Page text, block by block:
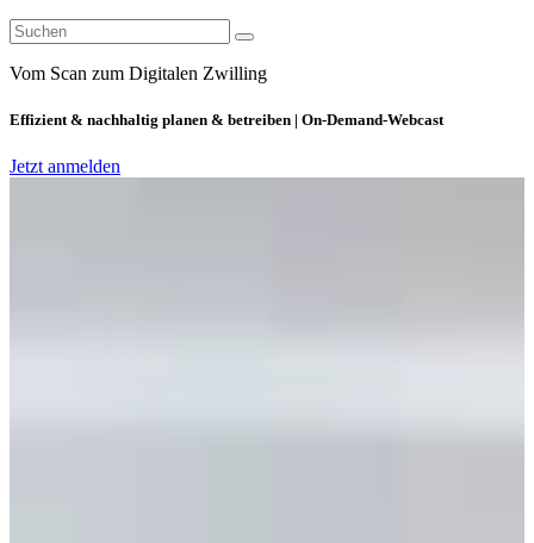
Vom Scan zum Digitalen Zwilling
Effizient & nachhaltig planen & betreiben | On-Demand-Webcast
Jetzt anmelden